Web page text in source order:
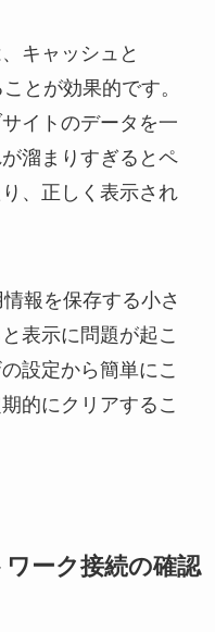
キャッシュと
とが効果的です。
イトのデータを一
溜まりすぎるとペ
、正しく表示され
報を保存する小さ
表示に問題が起こ
設定から簡単にこ
的にクリアするこ
ーク接続の確認